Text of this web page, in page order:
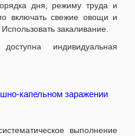
дня, режиму труда и
включать свежие овощи и
закаливание.
индивидуальная
капельном заражении
выполнение